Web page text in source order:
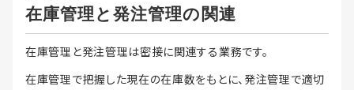
在庫管理と発注管理の関連
在庫管理と発注管理は密接に関連する業務です。
在庫管理で把握した現在の在庫数をもとに、発注管理で適切